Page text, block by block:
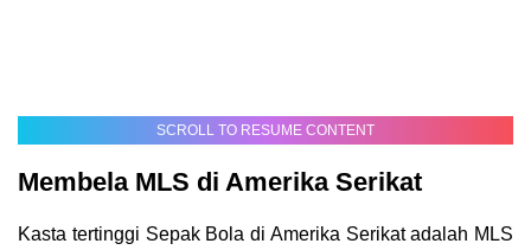
SCROLL TO RESUME CONTENT
Membela MLS di Amerika Serikat
Kasta tertinggi Sepak Bola di Amerika Serikat adalah MLS